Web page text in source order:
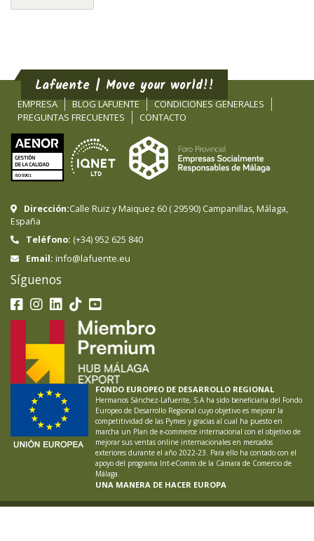
Lafuente | Move your world!!
EMPRESA BLOG LAFUENTE
CONDICIONES GENERALES
PREGUNTAS FRECUENTES
CONTACTO
Dirección:Calle Ruiz y Maiquez 60 (29590) Campanillas, Málaga,
España
Teléfono: (+34) 952 625 840
Email: info@lafuente.eu
Síguenos
FONDO EUROPEO DE DESARROLLO REGIONAL
Hermanos Sánchez-Lafuente, S.A ha sido beneficiaria del Fondo
Europeo de Desarrollo Regional cuyo objetivo es mejorar la
competitividad de las Pymes y gracias al cual ha puesto en
marcha un Plan de e-commerce internacional con el objetivo de
mejorar sus ventas online internacionales en mercados
exteriores durante el año 2022-23. Para ello ha contado con el
apoyo del programa Int-eComm de la Cámara de Comercio de
Málaga.
UNA MANERA DE HACER EUROPA